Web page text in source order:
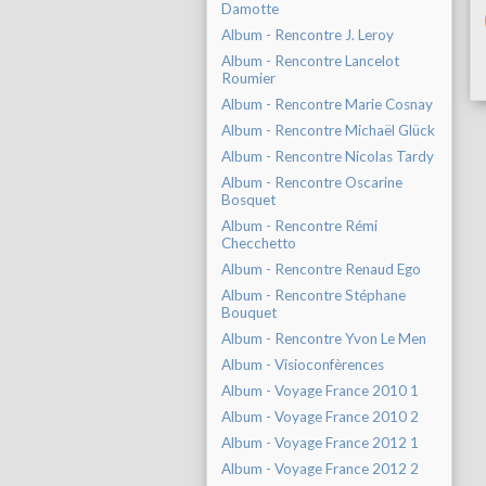
Damotte
Album - Rencontre J. Leroy
Album - Rencontre Lancelot
Roumier
Album - Rencontre Marie Cosnay
Album - Rencontre Michaël Glück
Album - Rencontre Nicolas Tardy
Album - Rencontre Oscarine
Bosquet
Album - Rencontre Rémi
Checchetto
Album - Rencontre Renaud Ego
Album - Rencontre Stéphane
Bouquet
Album - Rencontre Yvon Le Men
Album - Visioconfèrences
Album - Voyage France 2010 1
Album - Voyage France 2010 2
Album - Voyage France 2012 1
Album - Voyage France 2012 2